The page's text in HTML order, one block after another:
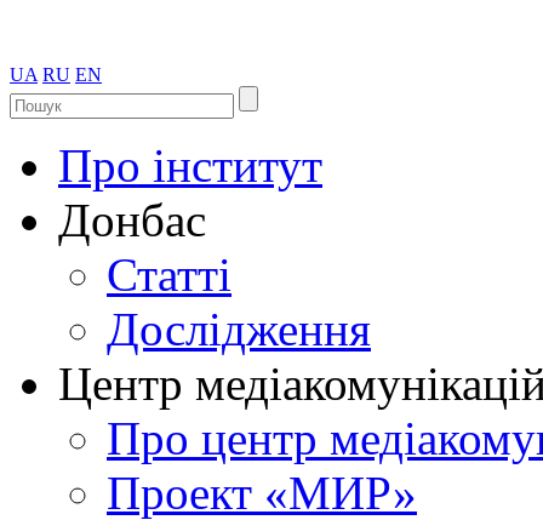
UA RU EN
Про інститут
Донбас
Статті
Дослідження
Центр
Про центр
Проект «МИР»